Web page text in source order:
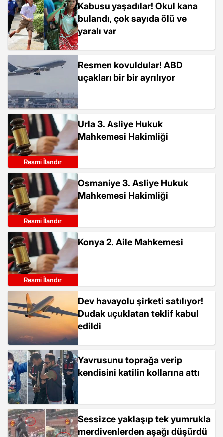
Kabusu yaşadılar! Okul kana
bulandı, çok sayıda ölü ve
yaralı var
Resmen kovuldular! ABD
uçakları bir bir ayrılıyor
Urla 3. Asliye Hukuk
Mahkemesi Hakimliği
Resmi İlandır
Osmaniye 3. Asliye Hukuk
Mahkemesi Hakimliği
Resmi İlandır
Konya 2. Aile Mahkemesi
Resmi İlandır
Dev havayolu şirketi satılıyor!
Dudak uçuklatan teklif kabul
edildi
Yavrusunu toprağa verip
kendisini katilin kollarına attı
Sessizce yaklaşıp tek yumrukla
merdivenlerden aşağı düşürdü